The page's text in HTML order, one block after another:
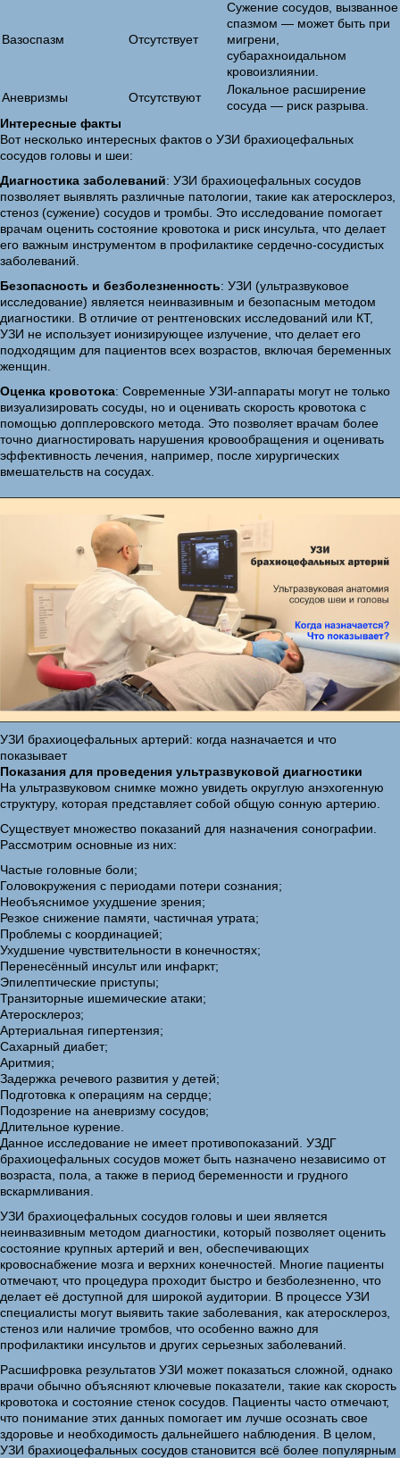
Вазоспазм Отсутствует
Сужение сосудов, вызванное
спазмом — может быть при
мигрени,
субарахноидальном
кровоизлиянии.
Аневризмы
Отсутствуют
Локальное расширение
сосуда — риск разрыва.
Интересные факты
Вот несколько интересных фактов о УЗИ брахиоцефальных
сосудов головы и шеи:
Диагностика заболеваний: УЗИ брахиоцефальных сосудов
позволяет выявлять различные патологии, такие как атеросклероз,
стеноз (сужение) сосудов и тромбы. Это исследование помогает
врачам оценить состояние кровотока и риск инсульта, что делает
его важным инструментом в профилактике сердечно-сосудистых
заболеваний.
Безопасность и безболезненность: УЗИ (ультразвуковое
исследование) является неинвазивным и безопасным методом
диагностики. В отличие от рентгеновских исследований или КТ,
УЗИ не использует ионизирующее излучение, что делает его
подходящим для пациентов всех возрастов, включая беременных
женщин.
Оценка кровотока: Современные УЗИ-аппараты могут не только
визуализировать сосуды, но и оценивать скорость кровотока с
помощью допплеровского метода. Это позволяет врачам более
точно диагностировать нарушения кровообращения и оценивать
эффективность лечения, например, после хирургических
вмешательств на сосудах.
УЗИ брахиоцефальных артерий: когда назначается и что
показывает
Показания для проведения ультразвуковой диагностики
На ультразвуковом снимке можно увидеть округлую анэхогенную
структуру, которая представляет собой общую сонную артерию.
Существует множество показаний для назначения сонографии.
Рассмотрим основные из них:
Частые головные боли;
Головокружения с периодами потери сознания;
Необъяснимое ухудшение зрения;
Резкое снижение памяти, частичная утрата;
Проблемы с координацией;
Ухудшение чувствительности в конечностях;
Перенесённый инсульт или инфаркт;
Эпилептические приступы;
Транзиторные ишемические атаки;
Атеросклероз;
Артериальная гипертензия;
Сахарный диабет;
Аритмия;
Задержка речевого развития у детей;
Подготовка к операциям на сердце;
Подозрение на аневризму сосудов;
Длительное курение.
Данное исследование не имеет противопоказаний. УЗДГ
брахиоцефальных сосудов может быть назначено независимо от
возраста, пола, а также в период беременности и грудного
вскармливания.
УЗИ брахиоцефальных сосудов головы и шеи является
неинвазивным методом диагностики, который позволяет оценить
состояние крупных артерий и вен, обеспечивающих
кровоснабжение мозга и верхних конечностей. Многие пациенты
отмечают, что процедура проходит быстро и безболезненно, что
делает её доступной для широкой аудитории. В процессе УЗИ
специалисты могут выявить такие заболевания, как атеросклероз,
стеноз или наличие тромбов, что особенно важно для
профилактики инсультов и других серьезных заболеваний.
Расшифровка результатов УЗИ может показаться сложной, однако
врачи обычно объясняют ключевые показатели, такие как скорость
кровотока и состояние стенок сосудов. Пациенты часто отмечают,
что понимание этих данных помогает им лучше осознать свое
здоровье и необходимость дальнейшего наблюдения. В целом,
УЗИ брахиоцефальных сосудов становится всё более популярным